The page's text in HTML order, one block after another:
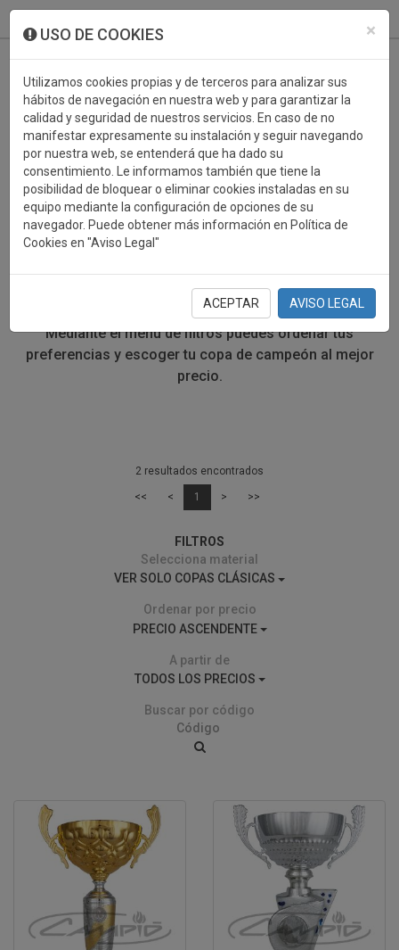
×
USO DE COOKIES
Utilizamos cookies propias y de terceros para analizar sus
hábitos de navegación en nuestra web y para garantizar la
calidad y seguridad de nuestros servicios. En caso de no
manifestar expresamente su instalación y seguir navegando
por nuestra web, se entenderá que ha dado su
consentimiento. Le informamos también que tiene la
posibilidad de bloquear o eliminar cookies instaladas en su
equipo mediante la configuración de opciones de su
navegador. Puede obtener más información en Política de
Cookies en "Aviso Legal"
ACEPTAR AVISO LEGAL
COPAS DEPORTIVAS MOTOR
En esta sección encontrarás
Recuerda que tienes la opción de comprar tucopa
grabada y personalizadacon tu logotipo o mensaje.
Mediante el menú de filtros puedes ordenar tus
preferencias y escoger tu copa de campeón al mejor
precio.
2 resultados encontrados
<< < 1 > >>
FILTROS
Selecciona material
VER SOLO COPAS CLÁSICAS
Ordenar por precio
PRECIO ASCENDENTE
A partir de
TODOS LOS PRECIOS
Buscar por código